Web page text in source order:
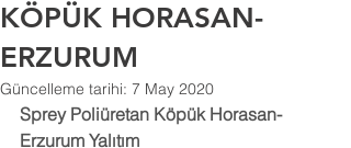
KÖPÜK HORASAN-
ERZURUM
Güncelleme tarihi: 7 May 2020
Sprey Poliüretan Köpük Horasan-
Erzurum Yalıtım